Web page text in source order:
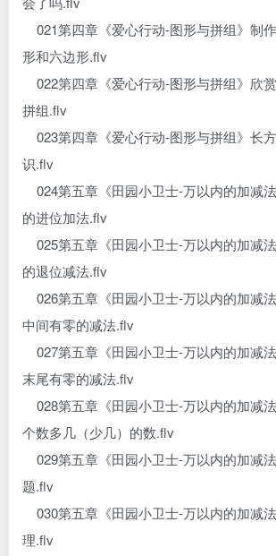
021第四章《爱心行动-图形与拼组》制
形和六边形.flv
022第四章《爱心行动-图形与拼组》欣
拼组.flv
023第四章《爱心行动-图形与拼组》长
识.flv
024第五章《田园小卫士-万以内的加减
的进位加法.flv
025第五章《田园小卫士-万以内的加减
的退位减法.flv
026第五章《田园小卫士-万以内的加减
中间有零的减法.flv
027第五章《田园小卫士-万以内的加减
末尾有零的减法.flv
028第五章《田园小卫士-万以内的加减
个数多几（少几）的数.flv
029第五章《田园小卫士-万以内的加减
题.flv
030第五章《田园小卫士-万以内的加减
理.flv